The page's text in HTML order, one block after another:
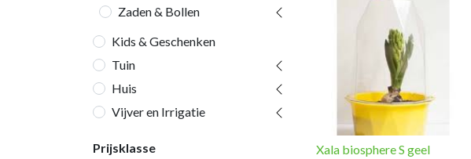
Zaden & Bollen
Kids & Geschenken
Tuin
Huis
Vijver en Irrigatie
Prijsklasse Xala biosphere S geel